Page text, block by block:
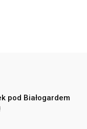
pod Białogardem